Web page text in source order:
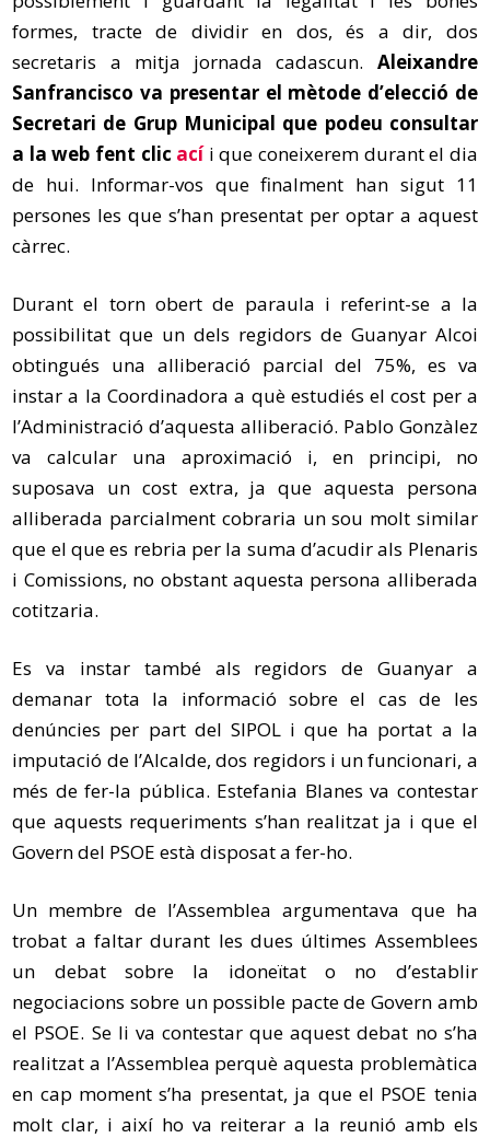
formes, tracte de dividir en dos, és a dir, dos
secretaris a mitja jornada cadascun. Aleixandre
Sanfrancisco va presentar el mètode d’elecció de
Secretari de Grup Municipal que podeu consultar
a la web fent clic acíi que coneixerem durant el dia
de hui. Informar-vos que finalment han sigut 11
persones les que s’han presentat per optar a aquest
càrrec.
Durant el torn obert de paraula i referint-se a la
possibilitat que un dels regidors de Guanyar Alcoi
obtingués una alliberació parcial del 75%, es va
instar a la Coordinadora a què estudiés el cost per a
l’Administració d’aquesta alliberació. Pablo Gonzàlez
va calcular una aproximació i, en principi, no
suposava un cost extra, ja que aquesta persona
alliberada parcialment cobraria un sou molt similar
que el que es rebria per la suma d’acudir als Plenaris
i Comissions, no obstant aquesta persona alliberada
cotitzaria.
Es va instar també als regidors de Guanyar a
demanar tota la informació sobre el cas de les
denúncies per part del SIPOLi que ha portat a la
imputació de l’Alcalde, dos regidors i un funcionari, a
més de fer-la pública. Estefania Blanes va contestar
que aquests requeriments s’han realitzat ja i que el
Govern del PSOE està disposat a fer-ho.
Un membre de l’Assemblea argumentava que ha
trobat a faltar durant les dues últimes Assemblees
un debat sobre la idoneïtat o no d’establir
negociacions sobre un possible pacte de Govern amb
el PSOE. Se li va contestar que aquest debat no s’ha
realitzat a l’Assemblea perquè aquesta problemàtica
en cap moment s’ha presentat, ja que el PSOE tenia
molt clar, i així ho va reiterar a la reunió amb els